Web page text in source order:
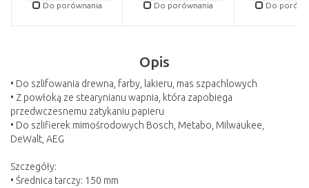
Do porównania Do porównania Do
Opis
• Do szlifowania drewna, farby, lakieru, mas szpachlowych
• Z powłoką ze stearynianu wapnia, która zapobiega
przedwczesnemu zatykaniu papieru
• Do szlifierek mimośrodowych Bosch, Metabo, Milwaukee,
DeWalt, AEG
Szczegóły:
• Średnica tarczy: 150 mm